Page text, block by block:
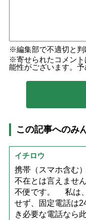
編集部で不適切と判
寄せられたコメン
能性がございます。予
この記事へのみ
イチロウ
携帯（スマホ含む
不在とは言えませ
不便です。 私は
せず、固定電話は
き必要な電話なら